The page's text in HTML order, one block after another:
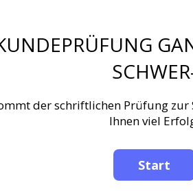
der schriftlichen Prüfung zur
Ihnen viel